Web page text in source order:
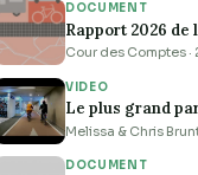
DOCUMENT
Rapport 2026
Cour des Comptes ·
VIDEO
Le plus grand
Melissa & Chris
DOCUMENT